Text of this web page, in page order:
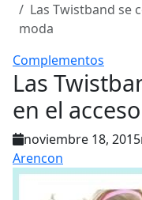
Las Twistband se
moda
Complementos
Las
en el
noviembre 18, 2015
Arencon